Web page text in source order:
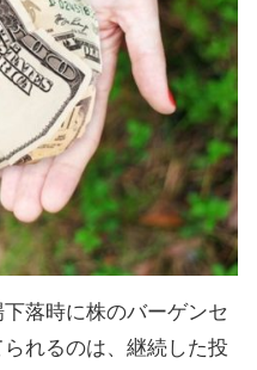
落時に株のバーゲンセ
れるのは、継続した投